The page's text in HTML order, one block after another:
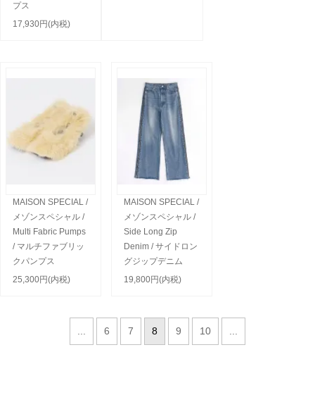
プス
17,930円(内税)
MAISON SPECIAL /
メゾンスペシャル /
Multi Fabric Pumps
/ マルチファブリッ
クパンプス
25,300円(内税)
MAISON SPECIAL /
メゾンスペシャル /
Side Long Zip
Denim / サイドロン
グジップデニム
19,800円(内税)
6 7 8 9 10